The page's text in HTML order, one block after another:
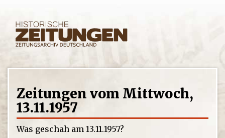
Zeitungen vom Mittwoch,
13.11.1957
Was geschah am 13.11.1957?